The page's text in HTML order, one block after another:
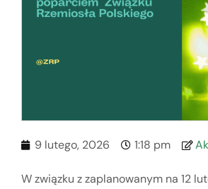
9 lutego, 2026 1:18 pm
W związku z zaplanowanym na 12